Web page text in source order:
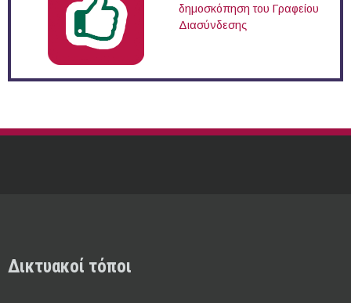
δημοσκόπηση του Γραφείου
Διασύνδεσης
Δικτυακοί τόποι